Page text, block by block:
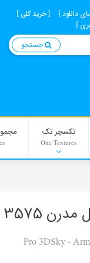
دانلود
خرید کلی
تکسچر تک
One Textures
Background3575
Pro 3DSky -